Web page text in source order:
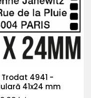
4941 -
41x24 mm